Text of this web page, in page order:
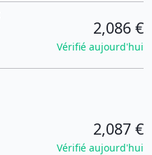
2,086 €
Vérifié aujourd'hui
2,087 €
Vérifié aujourd'hui